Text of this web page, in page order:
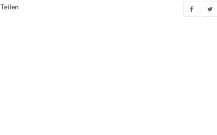
Teilen